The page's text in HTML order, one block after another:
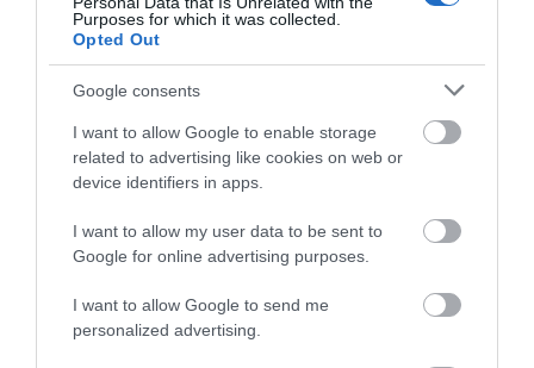
Purposes for which it was collected.
Opted Out
Google consents
I want to allow Google to enable storage
related to advertising like cookies on web or
device identifiers in apps.
I want to allow my user data to be sent to
Google for online advertising purposes.
I want to allow Google to send me
personalized advertising.
Stanley
1-93-952
Άμεσα Διαθέσιμο
σκληρά πλαϊνά 44*39*25
Stanley